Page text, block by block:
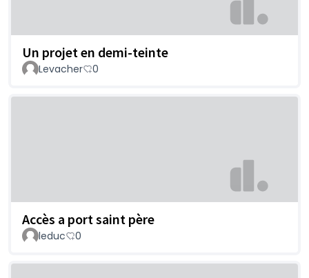
Un projet en demi-teinte
Levacher 0
Accès a port saint père
leduc 0